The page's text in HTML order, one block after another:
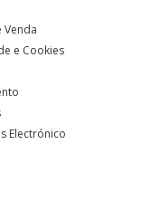
Venda
e Cookies
Electrónico